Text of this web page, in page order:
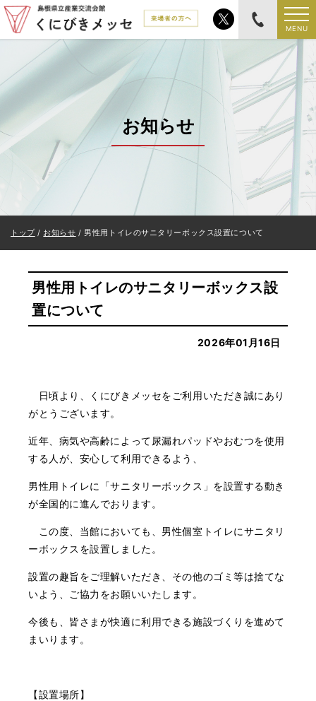
このページの本文へ
MENU
お知らせ
現
トップ/ お知らせ / 男性用トイレのサニタリーボックス設置について
男性用トイレのサニタリーボックス設
置について
2026年01月16日
日頃より、くにびきメッセをご利用いただき誠にあり
がとうございます。
近年、病気や高齢によって尿漏れパッドやおむつを使用
する人が、安心して利用できるよう、
男性用トイレに「サニタリーボックス」を設置する動き
が全国的に進んでおります。
この度、当館においても、男性個室トイレにサニタリ
ーボックスを設置しました。
設置の趣旨をご理解いただき、その他のゴミ等は捨てな
いよう、ご協力をお願いいたします。
今後も、皆さまが快適に利用できる施設づくりを進めて
まいります。
【設置場所】